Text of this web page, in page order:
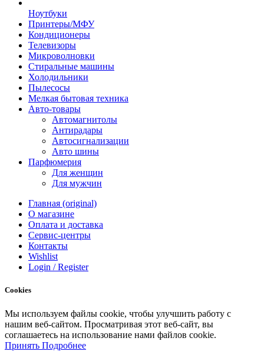
Ноутбуки
Принтеры/МФУ
Кондиционеры
Телевизоры
Микроволновки
Стиральные машины
Холодильники
Пылесосы
Мелкая бытовая техника
Авто-товары
Автомагнитолы
Антирадары
Автосигнализации
Авто шины
Парфюмерия
Для женщин
Для мужчин
Главная (original)
О магазине
Оплата и доставка
Сервис-центры
Контакты
Wishlist
Login / Register
Cookies
Мы используем файлы cookie, чтобы улучшить работу с
нашим веб-сайтом. Просматривая этот веб-сайт, вы
соглашаетесь на использование нами файлов cookie.
Принять Подробнее